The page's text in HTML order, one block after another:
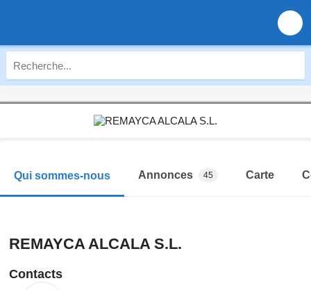
Qui sommes-nous Annonces 45 Carte
REMAYCA ALCALA S.L.
Contacts